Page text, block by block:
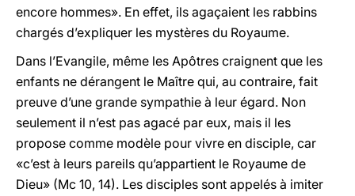
encore hommes». En effet, ils agaçaient les rabbins
chargés d’expliquer les mystères du Royaume.
Dans l’Evangile, même les Apôtres craignent que les
enfants ne dérangent le Maître qui, au contraire, fait
preuve d’une grande sympathie à leur égard. Non
seulement il n’est pas agacé par eux, mais il les
propose comme modèle pour vivre en disciple, car
«c’est à leurs pareils qu’appartient le Royaume de
Dieu» (Mc 10, 14). Les disciples sont appelés à imiter